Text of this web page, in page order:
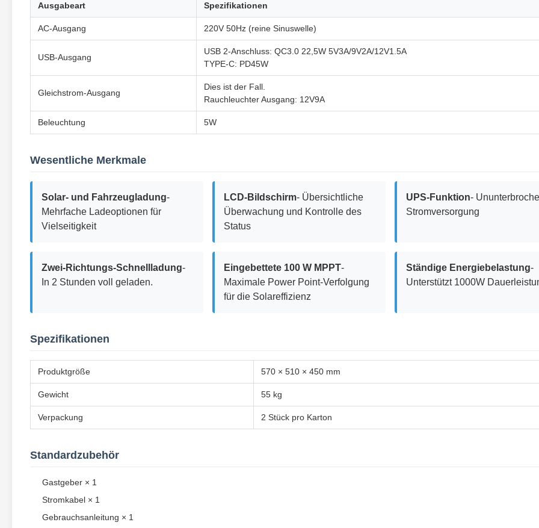
Ausgabeart Spezifikationen
AC-Ausgang 220V 50Hz (reine Sinuswelle)
USB-Ausgang
USB 2-Anschluss: QC3.0 22,5W 5V3A/9V2A/12V1.5A
TYPE-C: PD45W
Gleichstrom-Ausgang
Dies ist der Fall.
Rauchleuchter Ausgang: 12V9A
Beleuchtung 5W
Wesentliche Merkmale
Solar- und Fahrzeugladung-
Mehrfache Ladeoptionen für
Vielseitigkeit
LCD-Bildschirm- Übersichtliche
Überwachung und Kontrolle des
Status
UPS-Funktion-
Stromversorgung
Zwei-Richtungs-Schnellladung-
In 2 Stunden voll geladen.
Eingebettete 100 W MPPT-
Maximale Power Point-Verfolgung
für die Solareffizienz
Ständige Energiebelastung-
Unterstützt 1000W
Spezifikationen
Produktgröße 570 × 510 × 450 mm
Gewicht 55 kg
Verpackung 2 Stück pro Karton
Standardzubehör
Gastgeber × 1
Stromkabel × 1
Gebrauchsanleitung × 1